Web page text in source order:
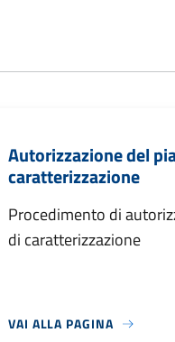
Autorizzazione del
caratterizzazione
Procedimento di
di caratterizzazione
VAI ALLA PAGINA